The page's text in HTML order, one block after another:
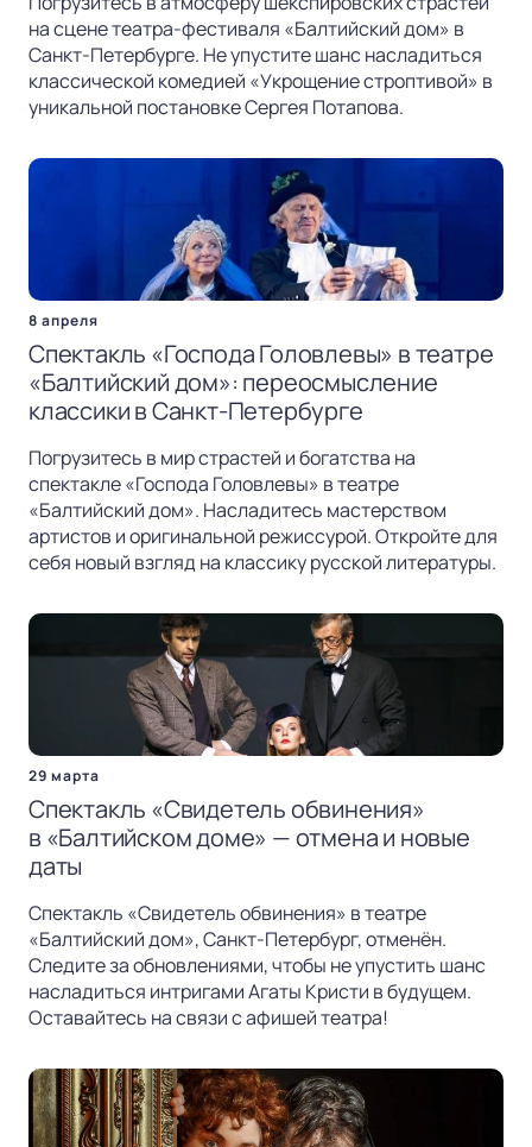
на сцене театра-фестиваля «Балтийский дом» в
Санкт-Петербурге. Не упустите шанс насладиться
классической комедией «Укрощение строптивой» в
уникальной постановке Сергея Потапова.
8 апреля
Спектакль «Господа Головлевы» в театре
«Балтийский дом»: переосмысление
классики в Санкт-Петербурге
Погрузитесь в мир страстей и богатства на
спектакле «Господа Головлевы» в театре
«Балтийский дом». Насладитесь мастерством
артистов и оригинальной режиссурой. Откройте для
себя новый взгляд на классику русской литературы.
29 марта
Спектакль «Свидетель обвинения»
в «Балтийском доме» — отмена и новые
даты
Спектакль «Свидетель обвинения» в театре
«Балтийский дом», Санкт-Петербург, отменён.
Следите за обновлениями, чтобы не упустить шанс
насладиться интригами Агаты Кристи в будущем.
Оставайтесь на связи с афишей театра!